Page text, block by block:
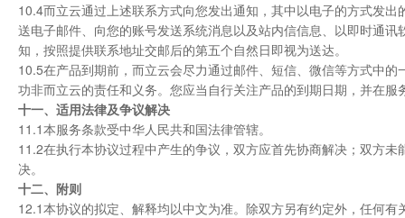
10.4而立云通过上述联系方式向您发出通知，其中以电子的方式发
送电子邮件、向您的账号发送系统消息以及站内信信息、以即时通
知，按照提供联系地址交邮后的第五个自然日即视为送达。
10.5在产品到期前，而立云会尽力通过邮件、短信、微信等方式中
功非而立云的责任和义务。您应当自行关注产品的到期日期，并在服
十一、适用法律及争议解决
11.1本服务条款受中华人民共和国法律管辖。
11.2在执行本协议过程中产生的争议，双方应首先协商解决；双方
决。
十二、附则
12.1本协议的拟定、解释均以中文为准。除双方另有约定外，任何